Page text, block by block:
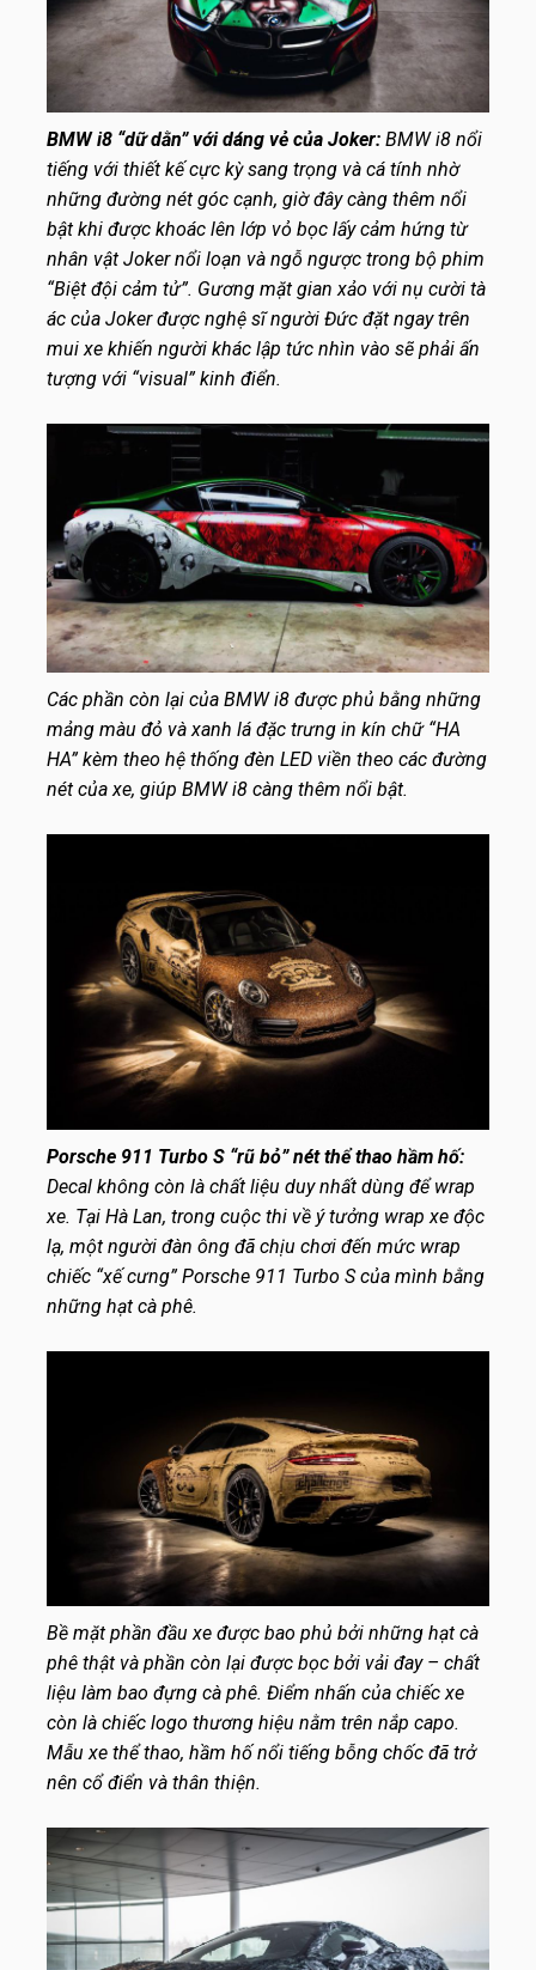
BMW i8 “dữ dằn” với dáng vẻ của Joker: BMW i8 nổi
tiếng với thiết kế cực kỳ sang trọng và cá tính nhờ
những đường nét góc cạnh, giờ đây càng thêm nổi
bật khi được khoác lên lớp vỏ bọc lấy cảm hứng từ
nhân vật Joker nổi loạn và ngỗ ngược trong bộ phim
“Biệt đội cảm tử”. Gương mặt gian xảo với nụ cười tà
ác của Joker được nghệ sĩ người Đức đặt ngay trên
mui xe khiến người khác lập tức nhìn vào sẽ phải ấn
tượng với “visual” kinh điển.
Các phần còn lại của BMW i8 được phủ bằng những
mảng màu đỏ và xanh lá đặc trưng in kín chữ “HA
HA” kèm theo hệ thống đèn LED viền theo các đường
nét của xe, giúp BMW i8 càng thêm nổi bật.
Porsche 911 Turbo S “rũ bỏ” nét thể thao hầm hố:
Decal không còn là chất liệu duy nhất dùng để wrap
xe. Tại Hà Lan, trong cuộc thi về ý tưởng wrap xe độc
lạ, một người đàn ông đã chịu chơi đến mức wrap
chiếc “xế cưng” Porsche 911 Turbo S của mình bằng
những hạt cà phê.
Bề mặt phần đầu xe được bao phủ bởi những hạt cà
phê thật và phần còn lại được bọc bởi vải đay – chất
liệu làm bao đựng cà phê. Điểm nhấn của chiếc xe
còn là chiếc logo thương hiệu nằm trên nắp capo.
Mẫu xe thể thao, hầm hố nổi tiếng bỗng chốc đã trở
nên cổ điển và thân thiện.